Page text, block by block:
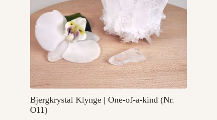
Bjergkrystal Klynge | One-of-a-kind (Nr.
O11)